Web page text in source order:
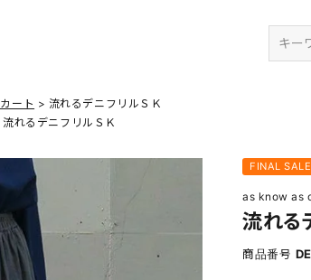
ート
流れるデニフリルＳＫ
流れるデニフリルＳＫ
FINAL SALE
as know as
流れる
商品番号